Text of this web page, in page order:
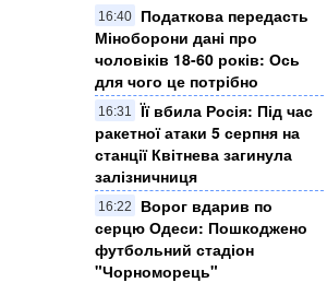
16:40
Податкова передасть
Міноборони дані про
чоловіків 18-60 років: Ось
для чого це потрібно
16:31
Її вбила Росія: Під час
ракетної атаки 5 серпня на
станції Квітнева загинула
залізничниця
16:22
Ворог вдарив по
серцю Одеси: Пошкоджено
футбольний стадіон
"Чорноморець"